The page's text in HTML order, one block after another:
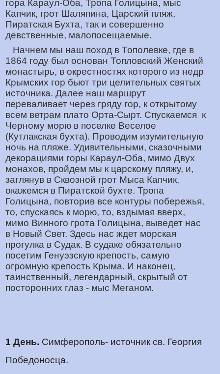
гора Караул-Оба, Тропа Голицына, мыс
Капчик, грот Шаляпина, Царский пляж,
Пиратская Бухта, так и совершенно
девственные, малопосещаемые.
Начнем мы наш поход в Тополевке, где в
1864 году был основан Топловский Женский
монастырь, в окрестностях которого из недр
Крымских гор бьют три целительных святых
источника. Далее наш маршрут
переваливает через гряду гор, к открытому
всем ветрам плато Орта-Сырт. Спускаемся к
Черному морю в поселке Веселое
(Кутлакская бухта). Проводим изумительную
ночь на пляже. Удивительными, сказочными
декорациями горы Караул-Оба, мимо Двух
монахов, пройдем мы к царскому пляжу, и,
заглянув в Сквозной грот Мыса Капчик,
окажемся в Пиратской бухте. Тропа
Голицына, повторив все контуры побережья,
то, спускаясь к морю, то, вздымая вверх,
мимо Винного грота Голицына, выведет нас
в Новый Свет. Здесь нас ждет морская
прогулка в Судак. В судаке обязательно
посетим Генуэзскую крепость, самую
огромную крепость Крыма. И наконец,
таинственный, легендарный, скрытый от
посторонних глаз - мыс Меганом.
1 День. Симферополь- источник св. Георгия
Победоносца.